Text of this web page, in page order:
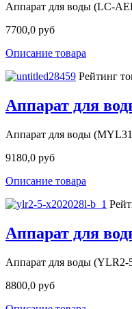
Аппарат для воды (LC-
7700,0 руб
Описание товара
Рейтинг
Аппарат для
Аппарат для воды
9180,0 руб
Описание товара
Аппарат для
Аппарат для воды
8800,0 руб